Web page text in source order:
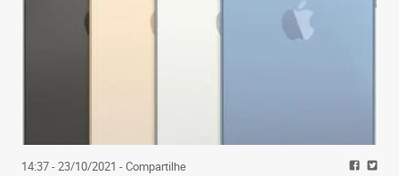
14:37 - 23/10/2021 - Compartilhe